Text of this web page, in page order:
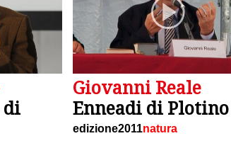
di
Giovanni Reale
Enneadi di Plotino
edizione2011natura